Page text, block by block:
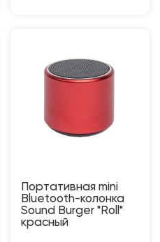
Портативная mini
Bluetooth-колонка
Sound Burger "Roll"
красный